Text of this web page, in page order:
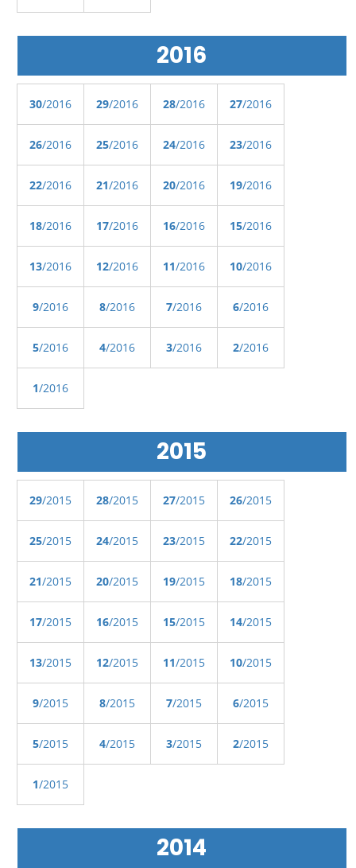
2016
30/2016 29/2016 28/2016 27/2016
26/2016 25/2016 24/2016 23/2016
22/2016 21/2016 20/2016 19/2016
18/2016 17/2016 16/2016 15/2016
13/2016 12/2016 11/2016 10/2016
9/2016 8/2016 7/2016 6/2016
5/2016 4/2016 3/2016 2/2016
1/2016
2015
29/2015 28/2015 27/2015 26/2015
25/2015 24/2015 23/2015 22/2015
21/2015 20/2015 19/2015 18/2015
17/2015 16/2015 15/2015 14/2015
13/2015 12/2015 11/2015 10/2015
9/2015 8/2015 7/2015 6/2015
5/2015 4/2015 3/2015 2/2015
1/2015
2014